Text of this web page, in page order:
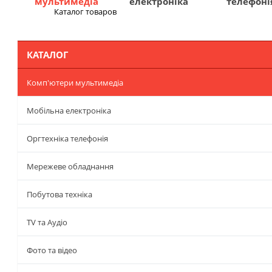
Каталог товаров
КАТАЛОГ
Комп'ютери мультимедіа
Мобільна електроніка
Оргтехніка телефонія
Мережеве обладнання
Побутова техніка
TV та Аудіо
Фото та відео